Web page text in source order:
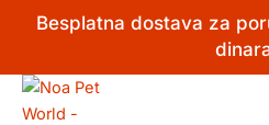
PređiBesplatna dostava za